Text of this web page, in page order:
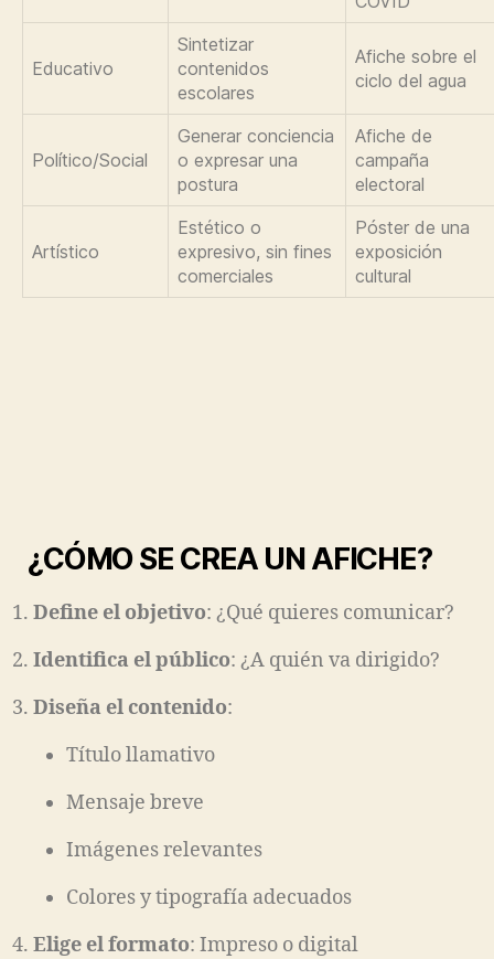
Educativo
Sintetizar
contenidos
escolares
Afiche sobre el
ciclo del agua
Político/Social
Generar conciencia
o expresar una
postura
Afiche de
campaña
electoral
Artístico
Estético o
expresivo, sin fines
comerciales
Póster de una
exposición
cultural
¿CÓMO SE CREA UN AFICHE?
Define el objetivo: ¿Qué quieres comunicar?
Identifica el público: ¿A quién va dirigido?
Diseña el contenido:
Título llamativo
Mensaje breve
Imágenes relevantes
Colores y tipografía adecuados
Elige el formato: Impreso o digital